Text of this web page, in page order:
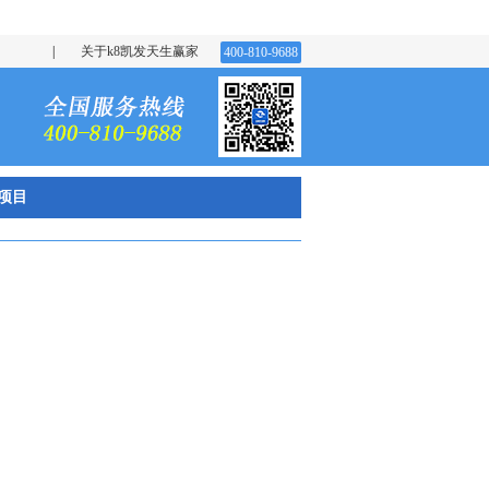
关于k8凯发天生赢家 400-810-9688
目